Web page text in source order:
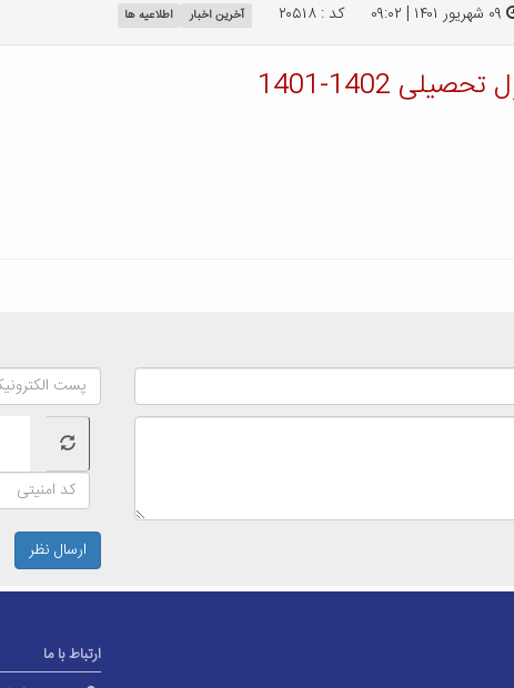
کد : ۲۰۵۱۸ آخرین اخبار اطلاعیه ها
1402-1401
ارسال نظر
ارتباط با ما